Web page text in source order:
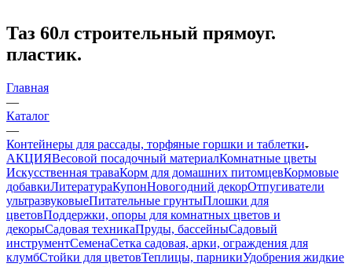
Таз 60л строительный прямоуг.
пластик.
Главная
—
Каталог
—
Контейнеры для рассады, торфяные горшки и таблетки
АКЦИЯВесовой посадочный материалКомнатные цветы
Искусственная траваКорм для домашних питомцевКормовые
добавкиЛитератураКупонНовогодний декорОтпугиватели
ультразвуковыеПитательные грунтыПлошки для
цветовПоддержки, опоры для комнатных цветов и
декорыСадовая техникаПруды, бассейныСадовый
инструментСеменаСетка садовая, арки, ограждения для
клумбСтойки для цветовТеплицы, парникиУдобрения жидкие